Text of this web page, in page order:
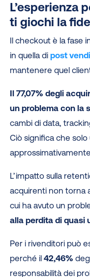
L’esperienza
ti giochi la
Il checkout è la fase
in quella dipost
mantenere quel
Il 77,07% degli
un problema con la
cambi di data,
Ciò significa che
L’impatto sulla
acquirenti non torna
cui ha avuto un
alla perdita di quasi
Per i rivenditori può
perché il42,46%
responsabilità dei